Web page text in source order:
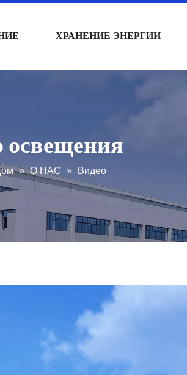
ХРАНЕНИЕ ЭНЕРГИИ
освещения
» О НАС » Видео